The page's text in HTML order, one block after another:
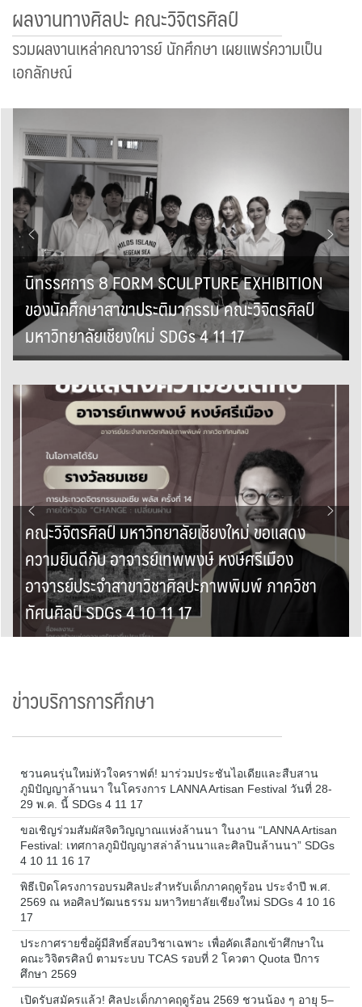
ผลงานทางศิลปะ คณะวิจิตรศิลป์
รวมผลงานเหล่าคณาจารย์ นักศึกษา เผยแพร่ความเป็น
เอกลักษณ์
นิทรรศการ 8 FORM SCULPTURE EXHIBITION
ของนักศึกษาสาขาประติมากรรม คณะวิจิตรศิลป์
มหาวิทยาลัยเชียงใหม่ SDGs 4 11 17
คณะวิจิตรศิลป์ มหาวิทยาลัยเชียงใหม่ ขอแสดง
ความยินดีกับ อาจารย์เทพพงษ์ หงษ์ศรีเมือง
อาจารย์ประจำสาขาวิชาศิลปะภาพพิมพ์ ภาควิชา
ทัศนศิลป์ SDGs 4 10 11 17
ข่าวบริการการศึกษา
ชวนคนรุ่นใหม่หัวใจคราฟต์! มาร่วมประชันไอเดียและสืบสาน
ภูมิปัญญาล้านนา ในโครงการ LANNA Artisan Festival วันที่ 28-
29 พ.ค. นี้ SDGs 4 11 17
ขอเชิญร่วมสัมผัสจิตวิญญาณแห่งล้านนา ในงาน “LANNA Artisan
Festival: เทศกาลภูมิปัญญาสล่าล้านนาและศิลปินล้านนา” SDGs
4 10 11 16 17
พิธีเปิดโครงการอบรมศิลปะสำหรับเด็กภาคฤดูร้อน ประจำปี พ.ศ.
2569 ณ หอศิลปวัฒนธรรม มหาวิทยาลัยเชียงใหม่ SDGs 4 10 16
17
ประกาศรายชื่อผู้มีสิทธิ์สอบวิชาเฉพาะ เพื่อคัดเลือกเข้าศึกษาใน
คณะวิจิตรศิลป์ ตามระบบ TCAS รอบที่ 2 โควตา Quota ปีการ
ศึกษา 2569
เปิดรับสมัครแล้ว! ศิลปะเด็กภาคฤดูร้อน 2569 ชวนน้อง ๆ อายุ 5–